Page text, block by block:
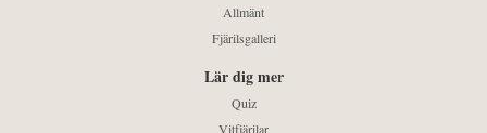
Allmänt
Fjärilsgalleri
Lär dig mer
Quiz
Vitfjärilar